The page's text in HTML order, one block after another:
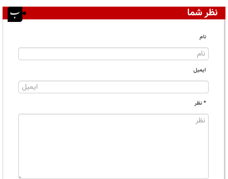
نظر شما
نام
ایمیل
* نظر